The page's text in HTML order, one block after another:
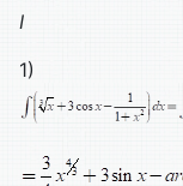
I
1)